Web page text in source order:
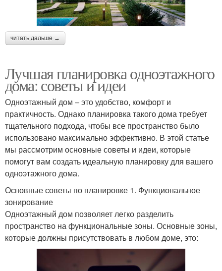
читать дальше →
Лучшая планировка одноэтажного
дома: советы и идеи
Одноэтажный дом – это удобство, комфорт и
практичность. Однако планировка такого дома требует
тщательного подхода, чтобы все пространство было
использовано максимально эффективно. В этой статье
мы рассмотрим основные советы и идеи, которые
помогут вам создать идеальную планировку для вашего
одноэтажного дома.
Основные советы по планировке 1. Функциональное
зонирование
Одноэтажный дом позволяет легко разделить
пространство на функциональные зоны. Основные зоны,
которые должны присутствовать в любом доме, это: